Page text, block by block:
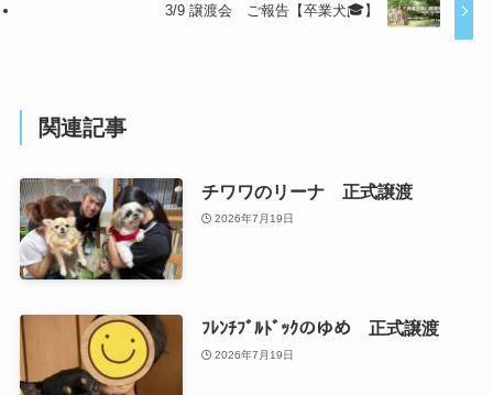
3/9 譲渡会 ご報告【卒業犬🎓】
関連記事
チワワのリーナ 正式譲渡
2026年7月19日
ﾌﾚﾝﾁﾌﾞﾙﾄﾞｯｸのゆめ 正式譲渡
2026年7月19日